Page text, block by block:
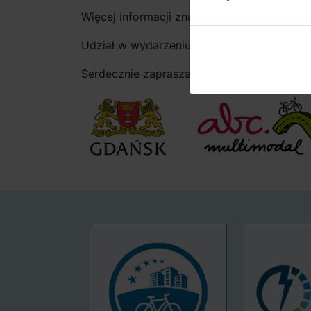
Więcej informacji znajduje się na stronie
Udział w wydarzeniu należy potwierdzić
Serdecznie zapraszamy